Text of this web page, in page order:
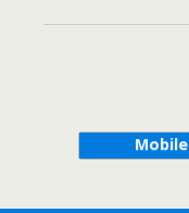
Mobile